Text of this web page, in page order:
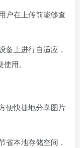
户在上传前能够查
备上进行自适应，
用。
便快捷地分享图片
省本地存储空间，